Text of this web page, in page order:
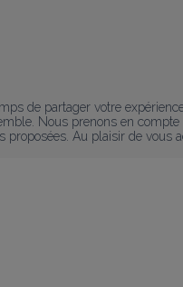
de partager votre
Nous prenons en
proposées. Au plaisir de vous